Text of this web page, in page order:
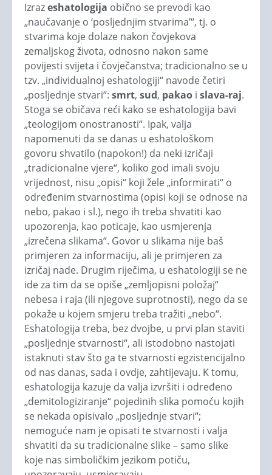
Izrazeshatologija obično se prevodi kao
„naučavanje o ‘posljednjim stvarima’“, tj. o
stvarima koje dolaze nakon čovjekova
zemaljskog života, odnosno nakon same
povijesti svijeta i čovječanstva; tradicionalno se u
tzv. „individualnoj eshatologiji“ navode četiri
„posljednje stvari“: smrt, sud, pakao i slava-raj.
Stoga se običava reći kako se eshatologija bavi
„teologijom onostranosti“. Ipak, valja
napomenuti da se danas u eshatološkom
govoru shvatilo (napokon!) da neki izričaji
„tradicionalne vjere“, koliko god imali svoju
vrijednost, nisu „opisi“ koji žele „informirati“ o
određenim stvarnostima (opisi koji se odnose na
nebo, pakao i sl.), nego ih treba shvatiti kao
upozorenja, kao poticaje, kao usmjerenja
„izrečena slikama“. Govor u slikama nije baš
primjeren za informaciju, ali je primjeren za
izričaj nade. Drugim riječima, u eshatologiji se ne
ide za tim da se opiše „zemljopisni položaj“
nebesa i raja (ili njegove suprotnosti), nego da se
pokaže u kojem smjeru treba tražiti „nebo“.
Eshatologija treba, bez dvojbe, u prvi plan staviti
„posljednje stvarnosti“, ali istodobno nastojati
istaknuti stav što ga te stvarnosti egzistencijalno
od nas danas, sada i ovdje, zahtijevaju. K tomu,
eshatologija kazuje da valja izvršiti i određeno
„demitologiziranje“ pojedinih slika pomoću kojih
se nekada opisivalo „posljednje stvari“;
nemoguće nam je opisati te stvarnosti i valja
shvatiti da su tradicionalne slike – samo slike
koje nas simboličkim jezikom potiču,